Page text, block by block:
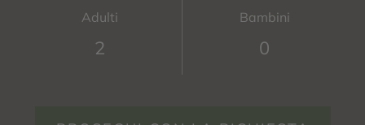
Adulti Bambini